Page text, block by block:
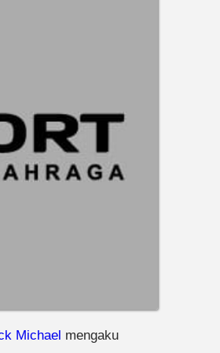
Michael mengaku